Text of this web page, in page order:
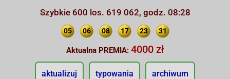
Szybkie 600 los. 619 062, godz. 08:28
05 06 08 17 23 31
Aktualna PREMIA: 4000 zł
aktualizuj typowania archiwum